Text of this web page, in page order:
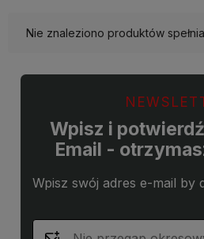
Nie znaleziono produktów
Wpisz i
Email -
Wpisz swój adres e-mail by